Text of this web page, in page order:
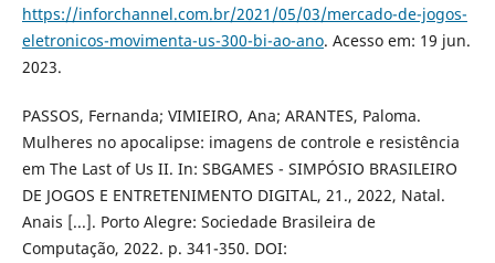
https://inforchannel.com.br/2021/05/03/mercado-de-jogos-
eletronicos-movimenta-us-300-bi-ao-ano. Acesso em: 19 jun.
2023.
PASSOS, Fernanda; VIMIEIRO, Ana; ARANTES, Paloma.
Mulheres no apocalipse: imagens de controle e resistência
em The Last of Us II. In: SBGAMES - SIMPÓSIO BRASILEIRO
DE JOGOS E ENTRETENIMENTO DIGITAL, 21., 2022, Natal.
Anais [...]. Porto Alegre: Sociedade Brasileira de
Computação, 2022. p. 341-350. DOI: